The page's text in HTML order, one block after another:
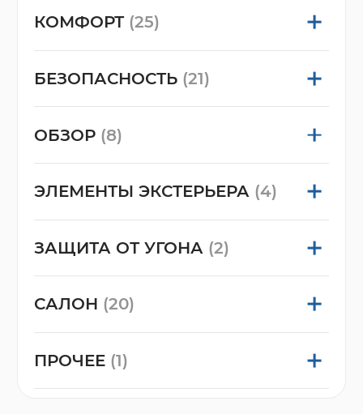
КОМФОРТ (25)
БЕЗОПАСНОСТЬ (21)
ОБЗОР (8)
ЭЛЕМЕНТЫ ЭКСТЕРЬЕРА (4)
ЗАЩИТА ОТ УГОНА (2)
САЛОН (20)
ПРОЧЕЕ (1)